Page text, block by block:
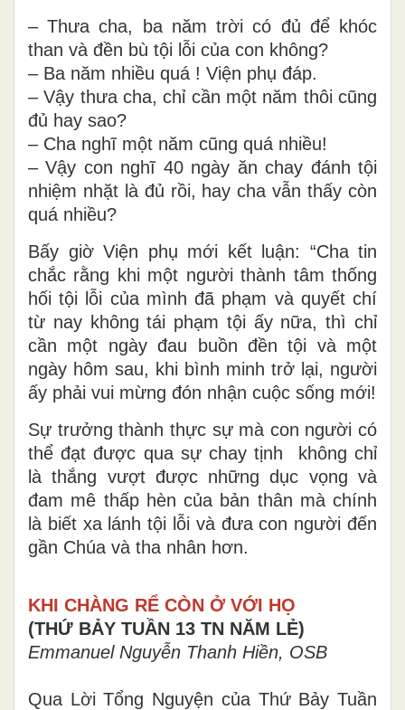
– Thưa cha, ba năm trời có đủ để khóc
than và đền bù tội lỗi của con không?
– Ba năm nhiều quá ! Viện phụ đáp.
– Vậy thưa cha, chỉ cần một năm thôi cũng
đủ hay sao?
– Cha nghĩ một năm cũng quá nhiều!
– Vậy con nghĩ 40 ngày ăn chay đánh tội
nhiệm nhặt là đủ rồi, hay cha vẫn thấy còn
quá nhiều?
Bấy giờ Viện phụ mới kết luận: “Cha tin
chắc rằng khi một người thành tâm thống
hối tội lỗi của mình đã phạm và quyết chí
từ nay không tái phạm tội ấy nữa, thì chỉ
cần một ngày đau buồn đền tội và một
ngày hôm sau, khi bình minh trở lại, người
ấy phải vui mừng đón nhận cuộc sống mới!
Sự trưởng thành thực sự mà con người có
thể đạt được qua sự chay tịnh không chỉ
là thắng vượt được những dục vọng và
đam mê thấp hèn của bản thân mà chính
là biết xa lánh tội lỗi và đưa con người đến
gần Chúa và tha nhân hơn.
KHI CHÀNG RỂ CÒN Ở VỚI HỌ
(THỨ BẢY TUẦN 13 TN NĂM LẺ)
Emmanuel Nguyễn Thanh Hiền, OSB
Qua Lời Tổng Nguyện của Thứ Bảy Tuần